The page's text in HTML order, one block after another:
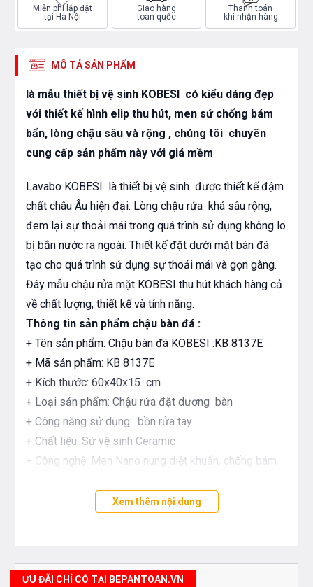
Miễn phí lắp đặt
tại Hà Nội
Giao hàng
toàn quốc
Thanh toán
khi nhận hàng
MÔ TẢ SẢN PHẨM
là mẫu thiết bị vệ sinh KOBESI có kiểu dáng đẹp
với thiết kế hình elip thu hút, men sứ chống bám
bẩn, lòng chậu sâu và rộng , chúng tôi chuyên
cung cấp sản phẩm này với giá mềm
Lavabo KOBESI là thiết bị vệ sinh được thiết kế đậm
chất châu Âu hiện đại. Lòng chậu rửa khá sâu rộng,
đem lại sự thoải mái trong quá trình sử dụng không lo
bị bắn nước ra ngoài. Thiết kế đặt dưới mặt bàn đá
tạo cho quá trình sử dụng sự thoải mái và gọn gàng.
Đây mẫu chậu rửa mặt KOBESI thu hút khách hàng cả
về chất lượng, thiết kế và tính năng.
Thông tin sản phẩm chậu bàn đá :
+ Tên sản phẩm: Chậu bàn đá KOBESI :KB 8137E
+ Mã sản phẩm: KB 8137E
+ Kích thước: 60x40x15 cm
+ Loại sản phẩm: Chậu rửa đặt dương bàn
+ Công năng sử dụng: bồn rửa tay
+ Chất liệu: Sứ vệ sinh Ceramic
+ Công nghệ: Men Nano nung diệt khuẩn, chống bám
+ Phù hợp lắp đặt với vòi : kobesi.net.vn
Xem thêm nội dung
ƯU ĐÃI CHỈ CÓ TẠI BEPANTOAN.VN